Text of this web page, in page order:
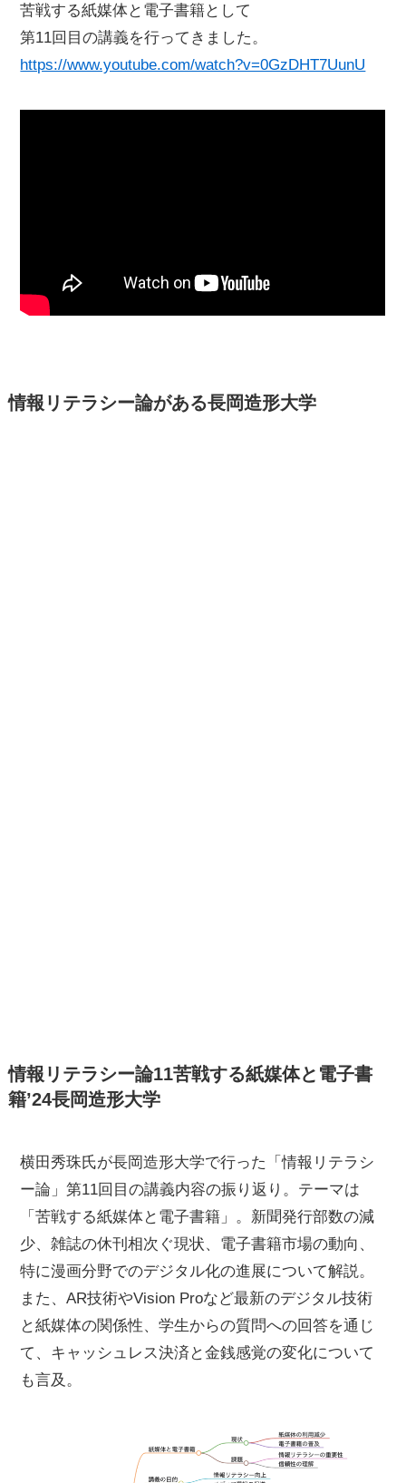
苦戦する紙媒体と電子書籍として
第11回目の講義を行ってきました。
https://www.youtube.com/watch?v=0GzDHT7UunU
情報リテラシー論がある長岡造形大学
情報リテラシー論11苦戦する紙媒体と電子書
籍’24長岡造形大学
横田秀珠氏が長岡造形大学で行った「情報リテラシ
ー論」第11回目の講義内容の振り返り。テーマは
「苦戦する紙媒体と電子書籍」。新聞発行部数の減
少、雑誌の休刊相次ぐ現状、電子書籍市場の動向、
特に漫画分野でのデジタル化の進展について解説。
また、AR技術やVision Proなど最新のデジタル技術
と紙媒体の関係性、学生からの質問への回答を通じ
て、キャッシュレス決済と金銭感覚の変化について
も言及。